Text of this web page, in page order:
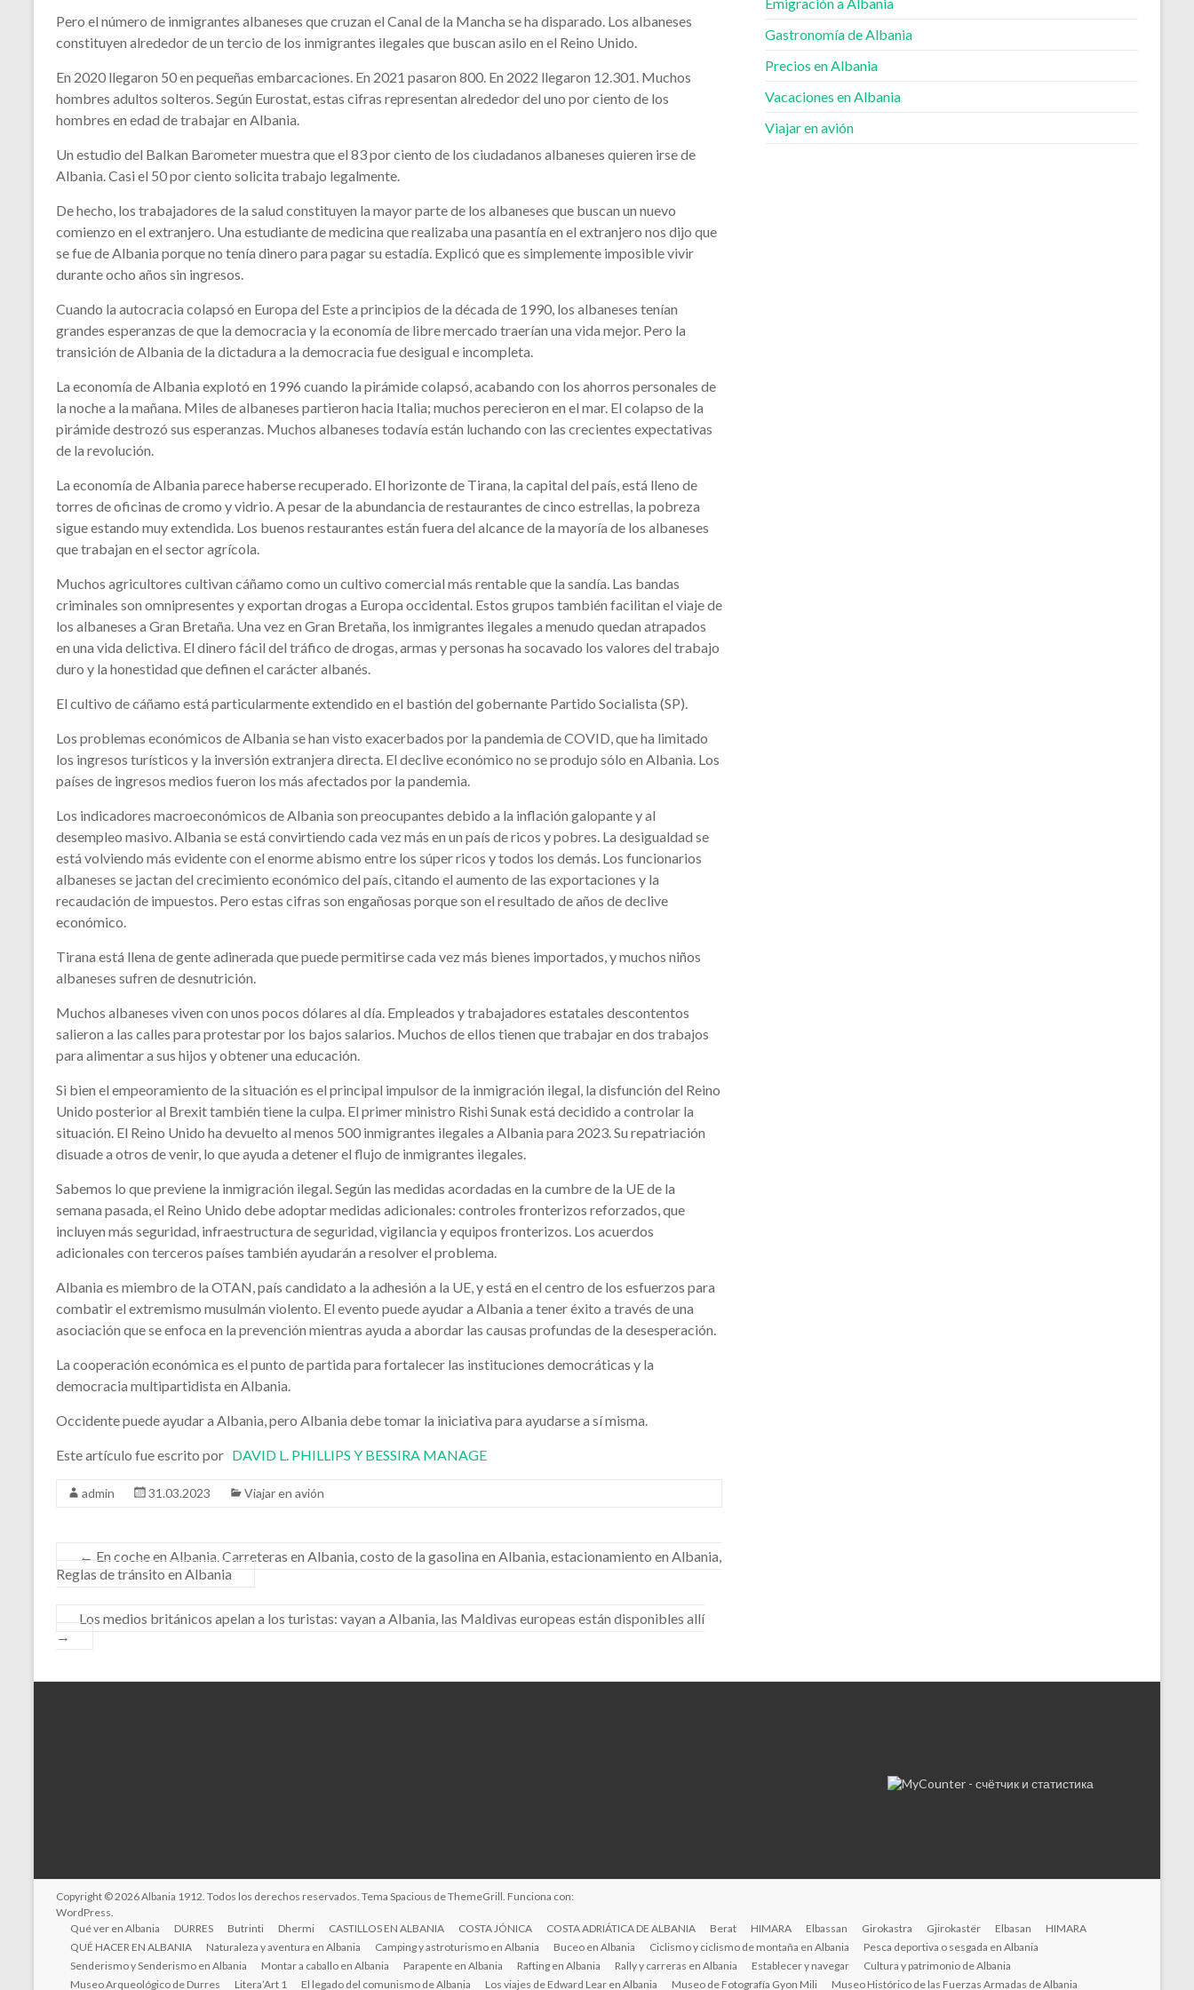
Pero el número de inmigrantes albaneses que cruzan el Canal de la Mancha se ha disparado. Los albaneses
constituyen alrededor de un tercio de los inmigrantes ilegales que buscan asilo en el Reino Unido.
En 2020 llegaron 50 en pequeñas embarcaciones. En 2021 pasaron 800. En 2022 llegaron 12.301. Muchos
hombres adultos solteros. Según Eurostat, estas cifras representan alrededor del uno por ciento de los
hombres en edad de trabajar en Albania.
Un estudio del Balkan Barometer muestra que el 83 por ciento de los ciudadanos albaneses quieren irse de
Albania. Casi el 50 por ciento solicita trabajo legalmente.
De hecho, los trabajadores de la salud constituyen la mayor parte de los albaneses que buscan un nuevo
comienzo en el extranjero. Una estudiante de medicina que realizaba una pasantía en el extranjero nos dijo que
se fue de Albania porque no tenía dinero para pagar su estadía. Explicó que es simplemente imposible vivir
durante ocho años sin ingresos.
Cuando la autocracia colapsó en Europa del Este a principios de la década de 1990, los albaneses tenían
grandes esperanzas de que la democracia y la economía de libre mercado traerían una vida mejor. Pero la
transición de Albania de la dictadura a la democracia fue desigual e incompleta.
La economía de Albania explotó en 1996 cuando la pirámide colapsó, acabando con los ahorros personales de
la noche a la mañana. Miles de albaneses partieron hacia Italia; muchos perecieron en el mar. El colapso de la
pirámide destrozó sus esperanzas. Muchos albaneses todavía están luchando con las crecientes expectativas
de la revolución.
La economía de Albania parece haberse recuperado. El horizonte de Tirana, la capital del país, está lleno de
torres de oficinas de cromo y vidrio. A pesar de la abundancia de restaurantes de cinco estrellas, la pobreza
sigue estando muy extendida. Los buenos restaurantes están fuera del alcance de la mayoría de los albaneses
que trabajan en el sector agrícola.
Muchos agricultores cultivan cáñamo como un cultivo comercial más rentable que la sandía. Las bandas
criminales son omnipresentes y exportan drogas a Europa occidental. Estos grupos también facilitan el viaje de
los albaneses a Gran Bretaña. Una vez en Gran Bretaña, los inmigrantes ilegales a menudo quedan atrapados
en una vida delictiva. El dinero fácil del tráfico de drogas, armas y personas ha socavado los valores del trabajo
duro y la honestidad que definen el carácter albanés.
El cultivo de cáñamo está particularmente extendido en el bastión del gobernante Partido Socialista (SP).
Los problemas económicos de Albania se han visto exacerbados por la pandemia de COVID, que ha limitado
los ingresos turísticos y la inversión extranjera directa. El declive económico no se produjo sólo en Albania. Los
países de ingresos medios fueron los más afectados por la pandemia.
Los indicadores macroeconómicos de Albania son preocupantes debido a la inflación galopante y al
desempleo masivo. Albania se está convirtiendo cada vez más en un país de ricos y pobres. La desigualdad se
está volviendo más evidente con el enorme abismo entre los súper ricos y todos los demás. Los funcionarios
albaneses se jactan del crecimiento económico del país, citando el aumento de las exportaciones y la
recaudación de impuestos. Pero estas cifras son engañosas porque son el resultado de años de declive
económico.
Tirana está llena de gente adinerada que puede permitirse cada vez más bienes importados, y muchos niños
albaneses sufren de desnutrición.
Muchos albaneses viven con unos pocos dólares al día. Empleados y trabajadores estatales descontentos
salieron a las calles para protestar por los bajos salarios. Muchos de ellos tienen que trabajar en dos trabajos
para alimentar a sus hijos y obtener una educación.
Si bien el empeoramiento de la situación es el principal impulsor de la inmigración ilegal, la disfunción del Reino
Unido posterior al Brexit también tiene la culpa. El primer ministro Rishi Sunak está decidido a controlar la
situación. El Reino Unido ha devuelto al menos 500 inmigrantes ilegales a Albania para 2023. Su repatriación
disuade a otros de venir, lo que ayuda a detener el flujo de inmigrantes ilegales.
Sabemos lo que previene la inmigración ilegal. Según las medidas acordadas en la cumbre de la UE de la
semana pasada, el Reino Unido debe adoptar medidas adicionales: controles fronterizos reforzados, que
incluyen más seguridad, infraestructura de seguridad, vigilancia y equipos fronterizos. Los acuerdos
adicionales con terceros países también ayudarán a resolver el problema.
Albania es miembro de la OTAN, país candidato a la adhesión a la UE, y está en el centro de los esfuerzos para
combatir el extremismo musulmán violento. El evento puede ayudar a Albania a tener éxito a través de una
asociación que se enfoca en la prevención mientras ayuda a abordar las causas profundas de la desesperación.
La cooperación económica es el punto de partida para fortalecer las instituciones democráticas y la
democracia multipartidista en Albania.
Occidente puede ayudar a Albania, pero Albania debe tomar la iniciativa para ayudarse a sí misma.
Este artículo fue escrito por DAVID L. PHILLIPS Y BESSIRA MANAGE
admin 31.03.2023 Viajar en avión
← En coche en Albania. Carreteras en Albania, costo de la gasolina en Albania, estacionamiento en Albania,
Reglas de tránsito en Albania
Los medios británicos apelan a los turistas: vayan a Albania, las Maldivas europeas están disponibles allí
→
Gastronomía de Albania
Precios en Albania
Vacaciones en Albania
Viajar en avión
Copyright © 2026Albania 1912. Todos los derechos reservados. Tema Spacious de ThemeGrill. Funciona con:
WordPress.
Qué ver en Albania
DURRES Butrinti Dhermi CASTILLOS EN ALBANIA COSTA JÓNICA COSTA ADRIÁTICA DE ALBANIA Berat HIMARA Elbassan Girokastra Gjirokastër Elbasan
HIMARA
QUÉ HACER EN ALBANIA
Naturaleza y aventura en Albania Camping y astroturismo en Albania Buceo en Albania Ciclismo y ciclismo de montaña en Albania
Pesca deportiva o sesgada en Albania
Senderismo y Senderismo en Albania
Montar a caballo en Albania Parapente en Albania Rafting en Albania Rally y carreras en Albania Establecer y navegar
Cultura y patrimonio de Albania
Museo Arqueológico de Durres
Litera’Art 1 El legado del comunismo de Albania Los viajes de Edward Lear en Albania Museo de Fotografía Gyon Mili Museo Histórico de las Fuerzas Armadas de Albania